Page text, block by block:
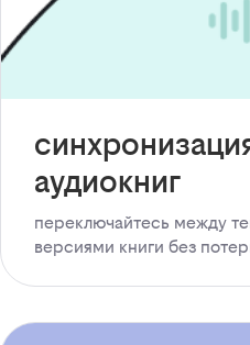
аудиокниг
переключайтесь между
версиями книги без